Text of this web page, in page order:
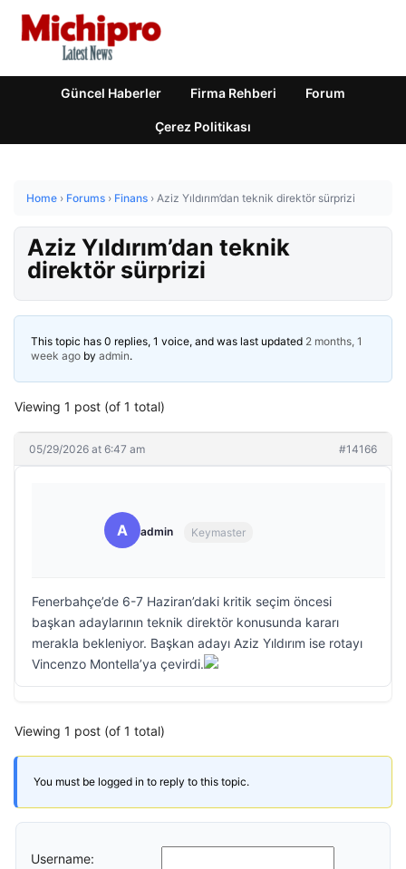
Güncel Haberler Firma Rehberi Forum
Çerez Politikası
Home › Forums › Finans › Aziz Yıldırım’dan teknik direktör sürprizi
Aziz Yıldırım’dan teknik
direktör sürprizi
This topic has 0 replies, 1 voice, and was last updated 2 months, 1
week ago by admin.
Viewing 1 post (of 1 total)
05/29/2026 at 6:47 am #14166
A admin Keymaster
Fenerbahçe’de 6-7 Haziran’daki kritik seçim öncesi
başkan adaylarının teknik direktör konusunda kararı
merakla bekleniyor. Başkan adayı Aziz Yıldırım ise rotayı
Vincenzo Montella’ya çevirdi.
Viewing 1 post (of 1 total)
You must be logged in to reply to this topic.
Username: